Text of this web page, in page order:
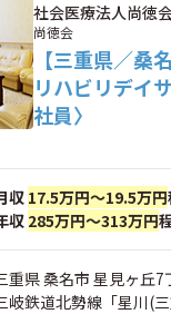
社会医療法人尚徳
尚徳会
【三重県／
リハビリデイ
社員〉
収 17.5万円～19.5万円
収 285万円～313万円
重県 桑名市 星見ヶ丘7
岐鉄道北勢線「星川(